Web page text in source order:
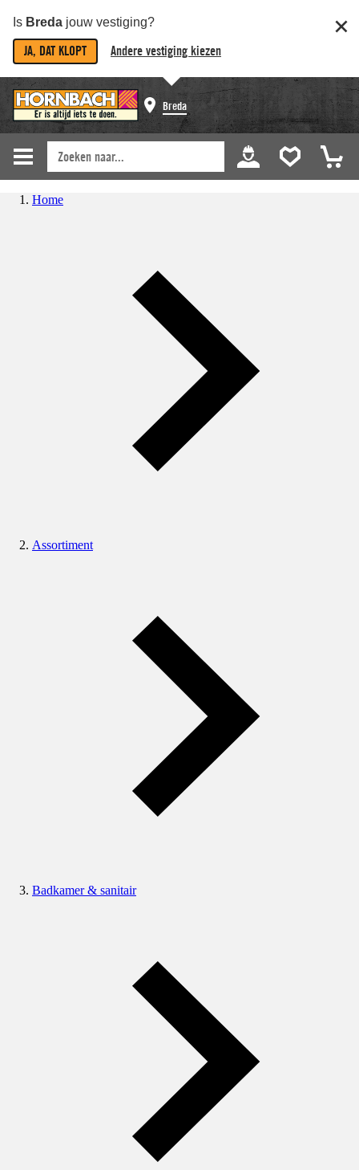
Is Breda jouw vestiging?
JA, DAT KLOPT Andere vestiging kiezen
Breda
Home
Assortiment
Badkamer & sanitair